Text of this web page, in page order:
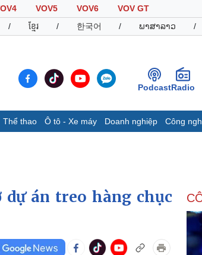
VOV5 VOV6
VOV GT
/ ខ្មែរ / 한국어 / ພາສາລາວ /
PodcastRadio
Thể thao Ô tô - Xe máy Doanh nghiệp Công
Infographic
Ô tô - Xe máy
Doanh nghiệp
dự án treo hàng chục